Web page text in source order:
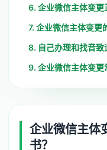
6. 企业微信主体变更
7. 企业微信主体变更
8. 自己办理和找音致
9. 企业微信主体变更
企业微信主体
书？